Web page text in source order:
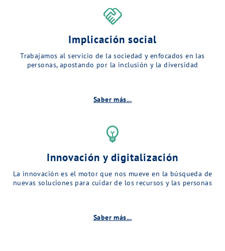
handshake
Implicación social
Trabajamos al servicio de la sociedad y enfocados en las
personas, apostando por la inclusión y la diversidad
Saber más...
emoji_objects
Innovación y digitalización
La innovación es el motor que nos mueve en la búsqueda de
nuevas soluciones para cuidar de los recursos y las personas
Saber más...